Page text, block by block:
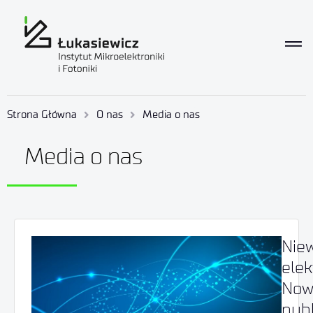
Strona Główna O nas Media o nas
Media o nas